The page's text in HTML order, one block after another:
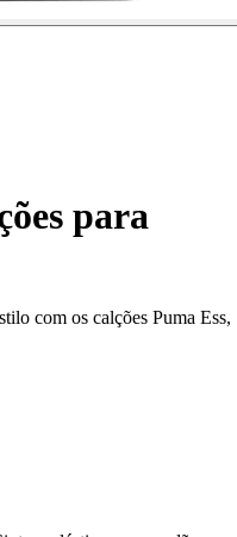
para
com os calções Puma Ess,